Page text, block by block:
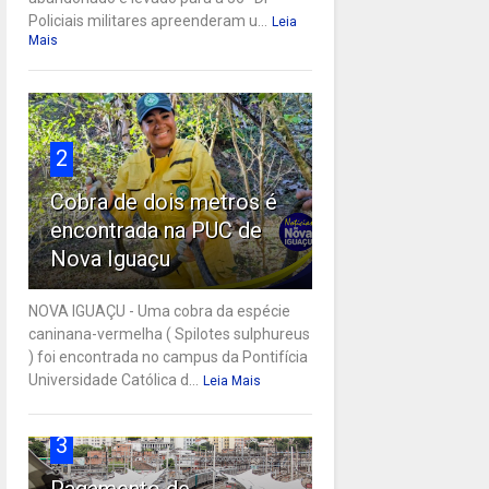
Policiais militares apreenderam u...
Leia
Mais
2
Cobra de dois metros é
encontrada na PUC de
Nova Iguaçu
NOVA IGUAÇU - Uma cobra da espécie
caninana-vermelha ( Spilotes sulphureus
) foi encontrada no campus da Pontifícia
Universidade Católica d...
Leia Mais
3